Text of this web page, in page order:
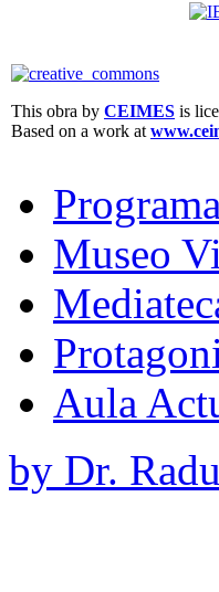
This obra by CEIMES is
Based on a work at
Programa
Museo
Aula
by Dr.